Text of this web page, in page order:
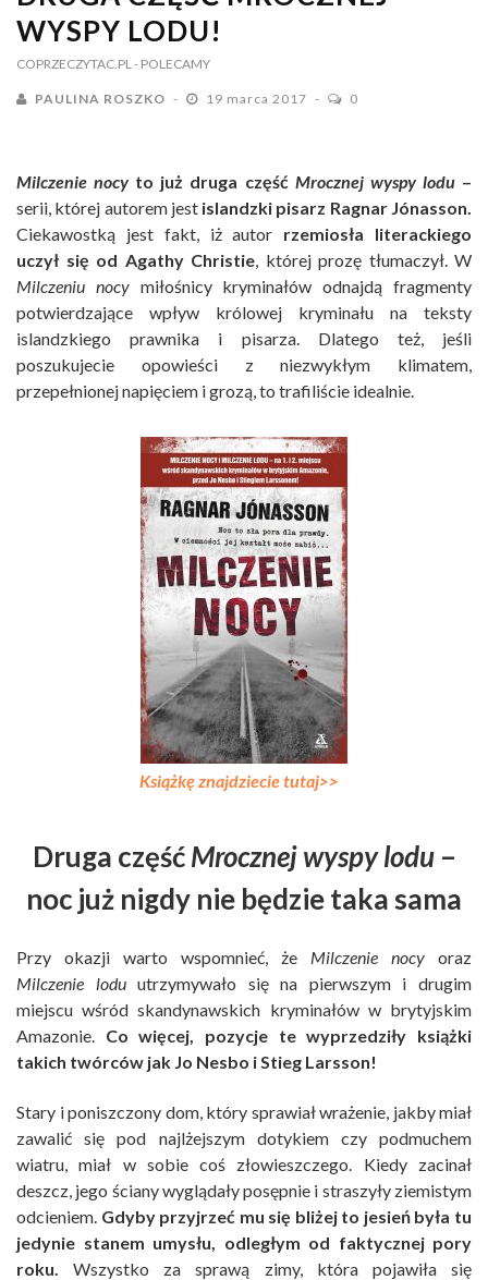
WYSPY LODU!
COPRZECZYTAC.PL - POLECAMY
PAULINA ROSZKO 19 marca 2017 0
Milczenie nocyto już druga część Mrocznej wyspy lodu–
serii, której autorem jestislandzki pisarz Ragnar Jónasson.
Ciekawostką jest fakt, iż autor rzemiosła literackiego
uczył się od Agathy Christie, której prozę tłumaczył. W
Milczeniu nocymiłośnicy kryminałów odnajdą fragmenty
potwierdzające wpływ królowej kryminału na teksty
islandzkiego prawnika i pisarza. Dlatego też, jeśli
poszukujecie opowieści z niezwykłym klimatem,
przepełnionej napięciem i grozą, to trafiliście idealnie.
Książkę znajdziecie tutaj>>
Druga częśćMrocznej wyspy lodu–
noc już nigdy nie będzie taka sama
Przy okazji warto wspomnieć, że Milczenie nocy oraz
Milczenie loduutrzymywało się na pierwszym i drugim
miejscu wśród skandynawskich kryminałów w brytyjskim
Amazonie. Co więcej, pozycje te wyprzedziły książki
takich twórców jak Jo Nesbo i Stieg Larsson!
Stary i poniszczony dom, który sprawiał wrażenie, jakby miał
zawalić się pod najlżejszym dotykiem czy podmuchem
wiatru, miał w sobie coś złowieszczego. Kiedy zacinał
deszcz, jego ściany wyglądały posępnie i straszyły ziemistym
odcieniem. Gdyby przyjrzeć mu się bliżej to jesień była tu
jedynie stanem umysłu, odległym od faktycznej pory
roku.
Wszystko za sprawą zimy, która pojawiła się